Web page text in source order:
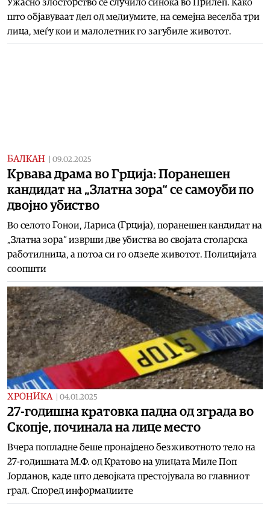
Ужасно злосторство се случило синоќа во Прилеп. Како
што објавуваат дел од медиумите, на семејна веселба три
лица, меѓу кои и малолетник го загубиле животот.
БАЛКАН 09.02.2025
Крвава драма во Грција: Поранешен
кандидат на „Златна зора“ се самоуби по
двојно убиство
Во селото Гонои, Лариса (Грција), поранешен кандидат на
„Златна зора“ изврши две убиства во својата столарска
работилница, а потоа си го одзеде животот. Полицијата
соопшти
ХРОНИКА 04.01.2025
27-годишна кратовка падна од зграда во
Скопје, починала на лице место
Вчера попладне беше пронајдено безживотното тело на
27-годишната М.Ф. од Кратово на улицата Миле Поп
Јорданов, каде што девојката престојувала во главниот
град. Според информациите